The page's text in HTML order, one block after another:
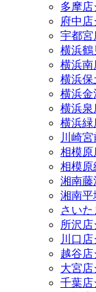
多摩店
府中
宇都宮
横浜鶴
横浜南
横浜保
横浜金
横浜泉
横浜緑
川崎
相模原
相模原
湘南藤
湘南平
さい
所沢
川口
越谷店
大宮店
千葉店